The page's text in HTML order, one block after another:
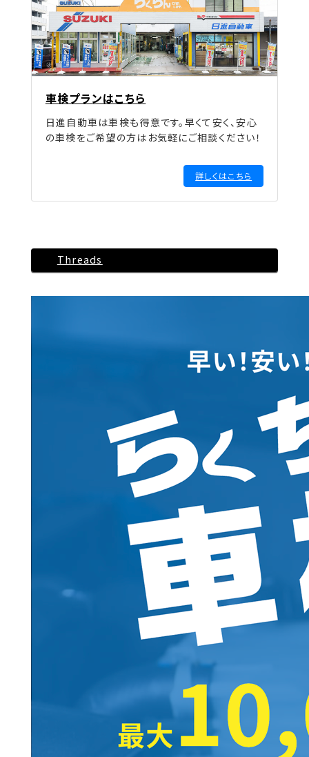
車検プランはこちら
日進自動車は車検も得意です。早くて安く、安心
の車検をご希望の方はお気軽にご相談ください！
詳しくはこちら
Threads